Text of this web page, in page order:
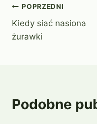
Nawigacja
wpisu
POPRZEDNI
Kiedy siać nasiona
żurawki
Podobne